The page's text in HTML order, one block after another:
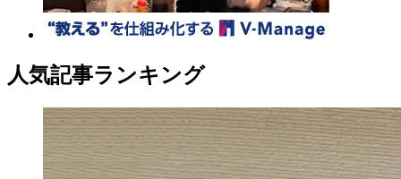
人気記事ランキング